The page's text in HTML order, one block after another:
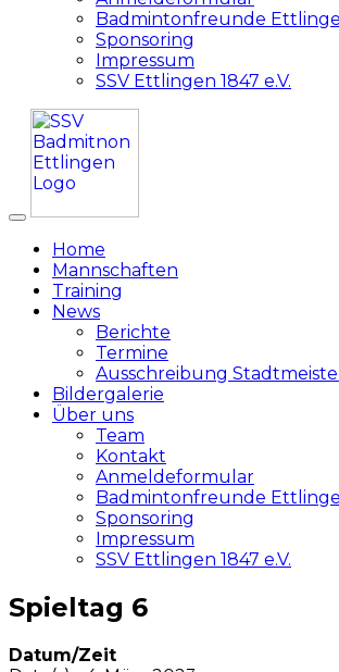
Badmintonfreunde
Sponsoring
Impressum
SSV Ettlingen 1847 e.V.
Home
Mannschaften
Training
News
Berichte
Termine
Ausschreibung
Bildergalerie
Über uns
Team
Kontakt
Anmeldeformular
Badmintonfreunde
Sponsoring
Impressum
SSV Ettlingen 1847 e.V.
Spieltag 6
Datum/Zeit